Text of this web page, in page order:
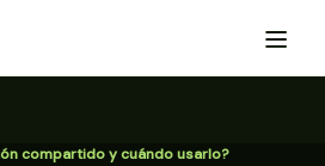
compartido y cuándo usarlo?